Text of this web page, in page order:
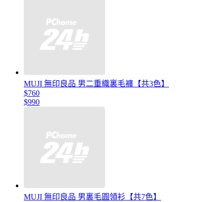
MUJI 無印良品 男二重織裏毛褲【共3色】
$760
$990
MUJI 無印良品 男裏毛圓領衫【共7色】